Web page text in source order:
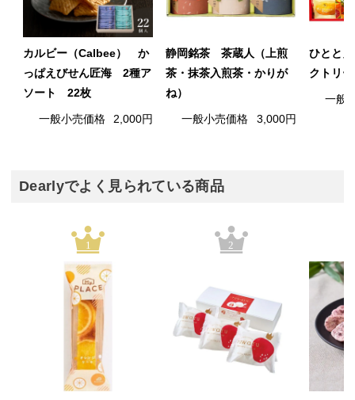
カルビー（Calbee） か
っぱえびせん匠海 2種ア
ソート 22枚
一般小売価格 2,000円
静岡銘茶 茶蔵人（上煎
茶・抹茶入煎茶・かりが
ね）
一般小売価格 3,000円
ひとと
クトリ
一般
Dearlyでよく見られている商品
1 2